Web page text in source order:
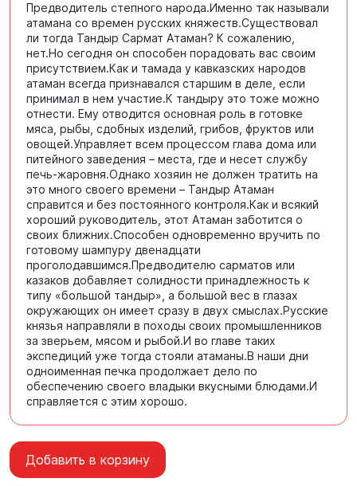
Предводитель степного народа.Именно так называли
атамана со времен русских княжеств.Существовал
ли тогда Тандыр Сармат Атаман? К сожалению,
нет.Но сегодня он способен порадовать вас своим
присутствием.Как и тамада у кавказских народов
атаман всегда признавался старшим в деле, если
принимал в нем участие.К тандыру это тоже можно
отнести. Ему отводится основная роль в готовке
мяса, рыбы, сдобных изделий, грибов, фруктов или
овощей.Управляет всем процессом глава дома или
питейного заведения – места, где и несет службу
печь-жаровня.Однако хозяин не должен тратить на
это много своего времени – Тандыр Атаман
справится и без постоянного контроля.Как и всякий
хороший руководитель, этот Атаман заботится о
своих ближних.Способен одновременно вручить по
готовому шампуру двенадцати
проголодавшимся.Предводителю сарматов или
казаков добавляет солидности принадлежность к
типу «большой тандыр», а большой вес в глазах
окружающих он имеет сразу в двух смыслах.Русские
князья направляли в походы своих промышленников
за зверьем, мясом и рыбой.И во главе таких
экспедиций уже тогда стояли атаманы.В наши дни
одноименная печка продолжает дело по
обеспечению своего владыки вкусными блюдами.И
справляется с этим хорошо.
Добавить в корзину